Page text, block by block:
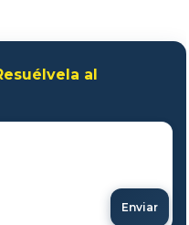
al
Enviar